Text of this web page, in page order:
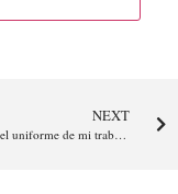
NEXT
¿Debo pagar el uniforme de mi trabajo?